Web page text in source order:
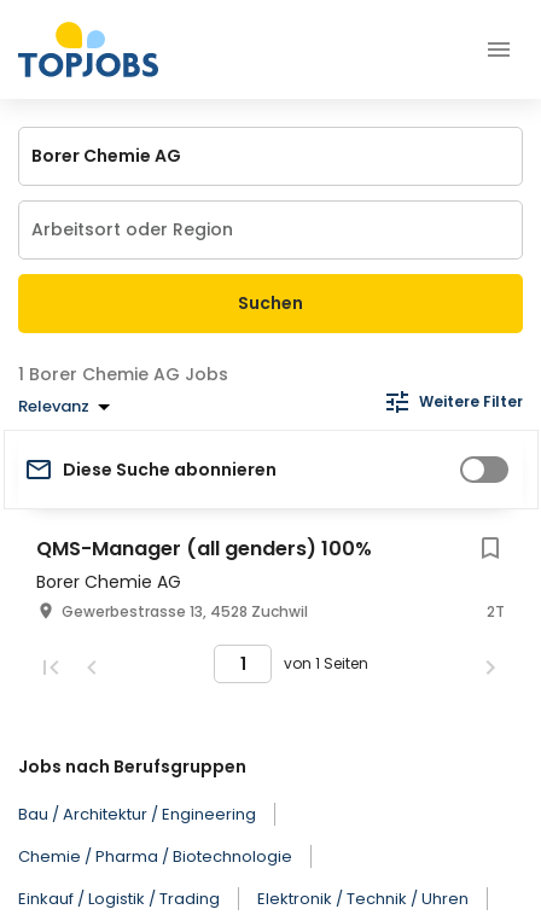
Suchen
Borer Chemie AG Jobs
Relevanz Weitere Filter
Diese Suche abonnieren
QMS-Manager (all genders) 100%
Borer Chemie AG
Gewerbestrasse 13, 4528 Zuchwil 2T
von 1 Seiten
Jobs nach Berufsgruppen
Bau / Architektur / Engineering
Chemie / Pharma / Biotechnologie
Einkauf / Logistik / Trading
Elektronik / Technik / Uhren